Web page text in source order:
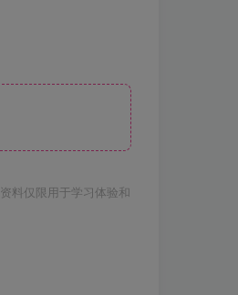
料仅限用于学习体验和